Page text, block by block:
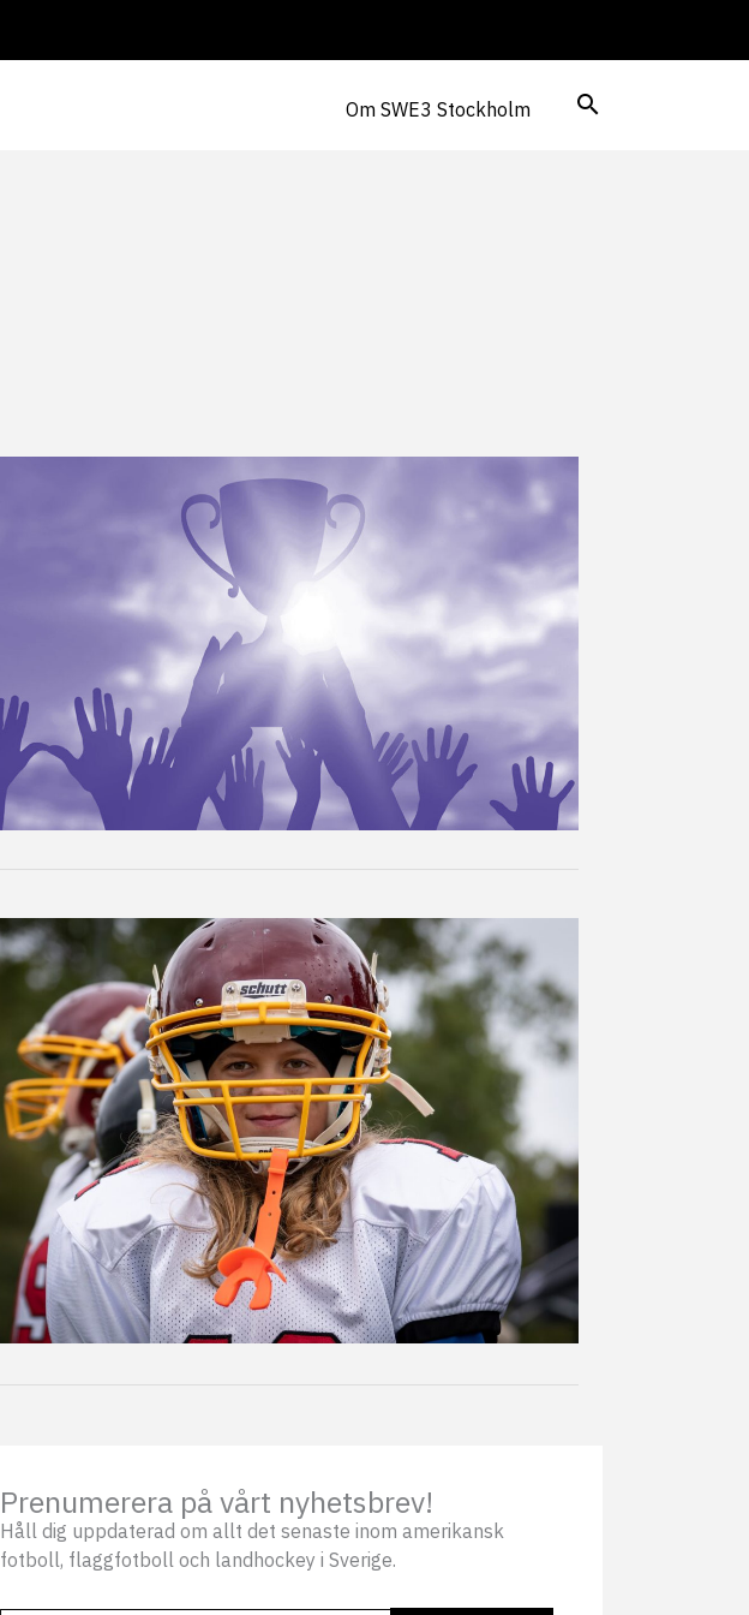
Om SWE3 Stockholm
Prenumerera på vårt nyhetsbrev!
Håll dig uppdaterad om allt det senaste inom amerikansk
fotboll, flaggfotboll och landhockey i Sverige.